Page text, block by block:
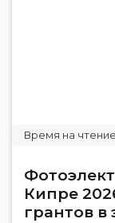
Кипре
грантов в